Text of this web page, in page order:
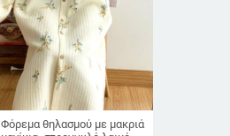
Φόρεμα θηλασμού με μακριά